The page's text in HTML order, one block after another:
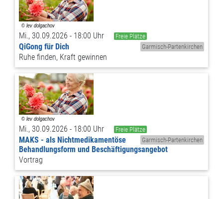
Mi., 30.09.2026 - 18:00 Uhr
Freie Plätze
Garmisch-Partenkirchen
QiGong für Dich
Ruhe finden, Kraft gewinnen
Mi., 30.09.2026 - 18:00 Uhr
Freie Plätze
Garmisch-Partenkirchen
MAKS - als Nichtmedikamentöse
Behandlungsform und Beschäftigungsangebot
Vortrag